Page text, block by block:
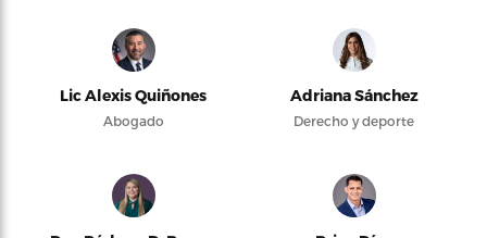
Lic Alexis Quiñones
Abogado
Adriana Sánchez
Derecho y deporte